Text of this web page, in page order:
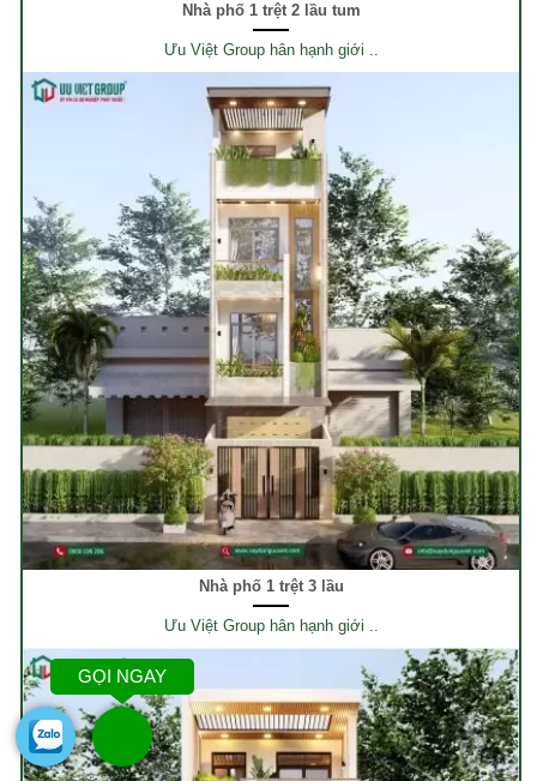
Nhà phố 1 trệt 2 lầu tum
Ưu Việt Group hân hạnh giới ..
Nhà phố 1 trệt 3 lầu
Ưu Việt Group hân hạnh giới ..
GỌI NGAY